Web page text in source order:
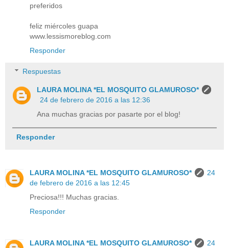
preferidos
feliz miércoles guapa
www.lessismoreblog.com
Responder
Respuestas
LAURA MOLINA *EL MOSQUITO GLAMUROSO*
24 de febrero de 2016 a las 12:36
Ana muchas gracias por pasarte por el blog!
Responder
LAURA MOLINA *EL MOSQUITO GLAMUROSO*
24
de febrero de 2016 a las 12:45
Preciosa!!! Muchas gracias.
Responder
LAURA MOLINA *EL MOSQUITO GLAMUROSO*
24